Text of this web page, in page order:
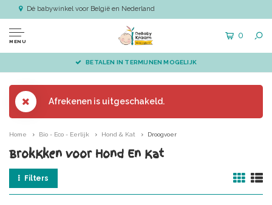
Dé babywinkel voor België en Nederland
MENU
0
BETALEN IN TERMIJNEN MOGELIJK
Afrekenen is uitgeschakeld.
Home Bio - Eco - Eerlijk Hond & Kat Droogvoer
BrokKken voor Hond En Kat
Filters